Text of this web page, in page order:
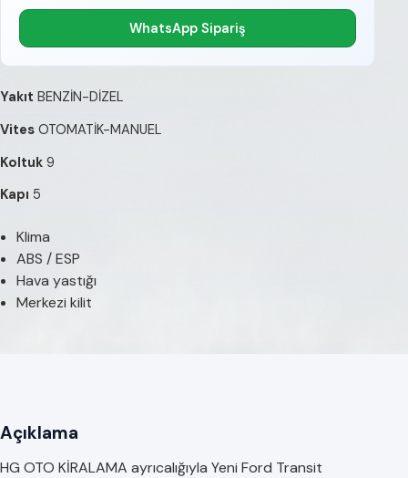
WhatsApp Sipariş
Yakıt BENZİN-DİZEL
Vites OTOMATİK-MANUEL
Koltuk 9
Kapı 5
Klima
ABS / ESP
Hava yastığı
Merkezi kilit
Açıklama
HG OTO KİRALAMA ayrıcalığıyla Yeni Ford Transit